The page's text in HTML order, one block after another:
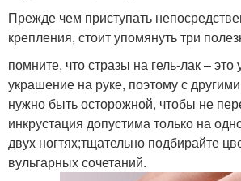
Прежде чем приступать
крепления, стоит упомянуть три
помните, что стразы на гель-лак –
украшение на руке, поэтому с
нужно быть осторожной, чтобы не
инкрустация допустима только на
двух ногтях;тщательно подбирайте
вульгарных сочетаний.